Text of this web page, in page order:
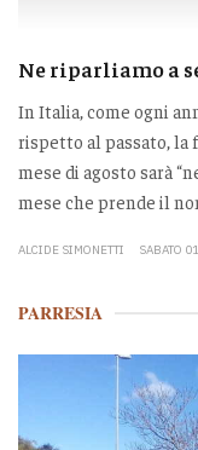
Ne riparliamo a
In Italia, come ogni
rispetto al passato,
mese di agosto sarà
mese che prende il
ALCIDE SIMONETTI SABATO
PARRESIA